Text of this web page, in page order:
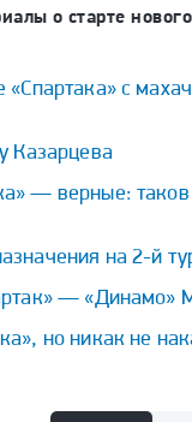
о старте
«Спартака» с
Казарцева
— верные:
на 2-й
— «Динамо»
но никак не